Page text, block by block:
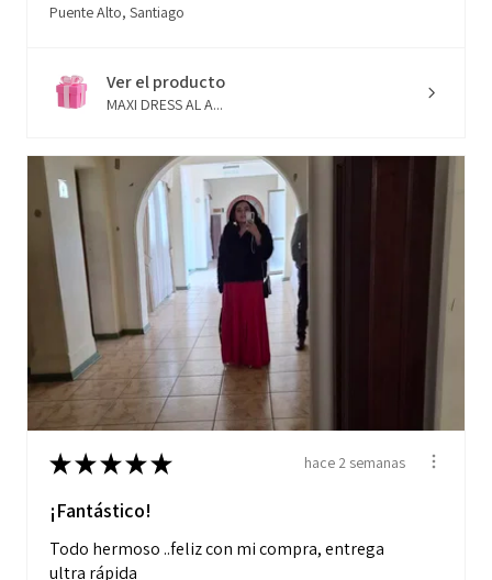
Puente Alto, Santiago
Ver el producto
MAXI DRESS AL A...
★★★★★ hace 2 semanas
¡Fantástico!
Todo hermoso ..feliz con mi compra, entrega
ultra rápida